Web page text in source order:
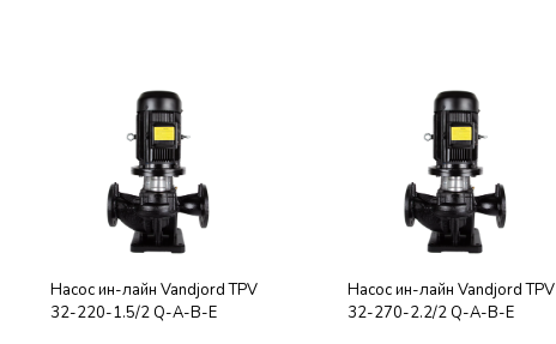
Насос ин-лайн Vandjord TPV
32-220-1.5/2 Q-A-B-E
Насос ин-лайн Vandjord TPV
32-270-2.2/2 Q-A-B-E